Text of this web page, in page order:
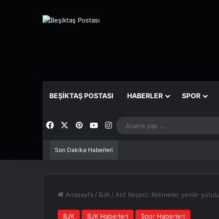
BEŞIKTAŞ POSTASI HABERLER SPOR
FacebookPinterestYouTube
Instagram
Son Dakika Haberleri
Anasayfa / BJK / Atıf Keçeci: Kelimeler yenilir
BJK BJK Haberleri Spor Haberleri